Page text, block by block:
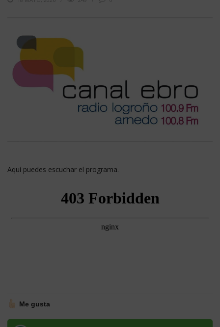
Aquí puedes escuchar el programa.
Me gusta